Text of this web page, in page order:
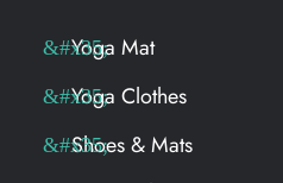
Yoga Mat
Yoga Clothes
Shoes & Mats